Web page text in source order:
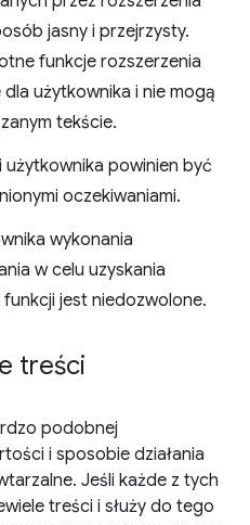
jasny i przejrzysty.
funkcje rozszerzenia
użytkownika i nie mogą
tekście.
użytkownika powinien być
oczekiwaniami.
wykonania
w celu uzyskania
jest niedozwolone.
treści
podobnej
i sposobie działania
Jeśli każde z tych
treści i służy do tego